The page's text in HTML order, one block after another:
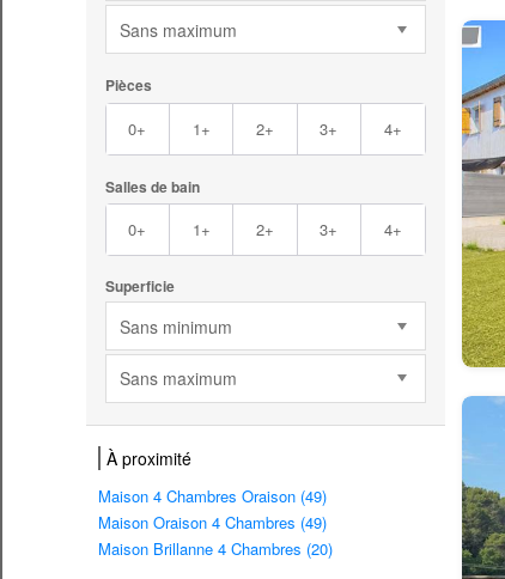
Sans maximum
Pièces
0+ 1+ 2+ 3+ 4+
Salles de bain
0+ 1+ 2+ 3+ 4+
Superficie
Sans minimum
Sans maximum
À proximité
Maison 4 Chambres Oraison (49)
Maison Oraison 4 Chambres (49)
Maison Brillanne 4 Chambres (20)